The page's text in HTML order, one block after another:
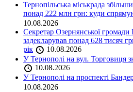
Тернопільська міськрада
понад 222 млн грн: куди
10.08.2026
Секретар Озернянської громади
задекларував понад 628 тисяч
рік
10.08.2026
У Тернополі на вул. Торговиця
10.08.2026
У Тернополі на проспекті
10.08.2026